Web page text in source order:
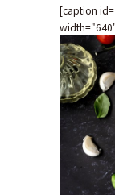
[caption